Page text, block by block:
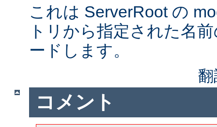
これは ServerRoot の
トリから指定された名
ードします。
コメント